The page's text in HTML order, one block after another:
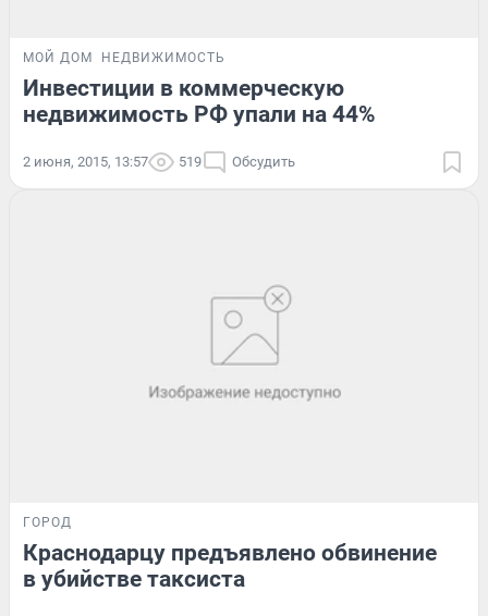
МОЙ ДОМ НЕДВИЖИМОСТЬ
Инвестиции в коммерческую
недвижимость РФ упали на 44%
2 июня, 2015, 13:57 519 Обсудить
ГОРОД
Краснодарцу предъявлено обвинение
в убийстве таксиста